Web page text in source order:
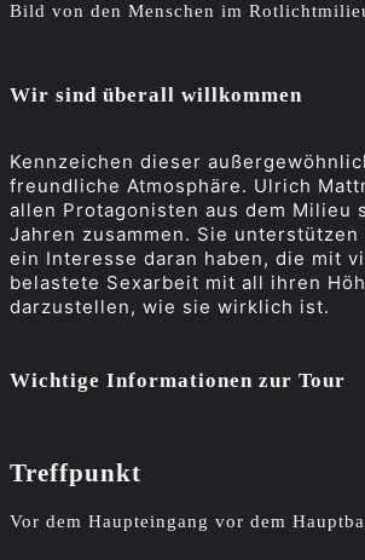
Bild von den Menschen im
Wir sind überall willkommen
Kennzeichen dieser
freundliche Atmosphäre. Ulrich
allen Protagonisten aus dem Milieu
Jahren zusammen. Sie
ein Interesse daran haben, die mit
belastete Sexarbeit mit all ihren
darzustellen, wie sie wirklich ist.
Wichtige Informationen zur Tour
Treffpunkt
Vor dem Haupteingang vor dem